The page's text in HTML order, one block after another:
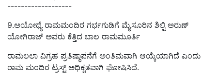
-------------------
9.ಅಯೋಧ್ಯೆ ರಾಮಮಂದಿರ ಗರ್ಭಗುಡಿಗೆ ಮೈಸೂರಿನ ಶಿಲ್ಪಿ ಅರುಣ್
ಯೋಗಿರಾಜ್ ಅವರು ಕೆತ್ತಿದ ಬಾಲ ರಾಮಮೂರ್ತಿ
ರಾಮಲಲಾ ವಿಗ್ರಹ ಪ್ರತಿಷ್ಠಾಪನೆಗೆ ಅಂತಿಮವಾಗಿ ಆಯ್ಕೆಯಾಗಿದೆ ಎಂದು
ರಾಮ ಮಂದಿರ ಟ್ರಸ್ಟ್ ಅಧಿಕೃತವಾಗಿ ಘೋಷಿಸಿದೆ.